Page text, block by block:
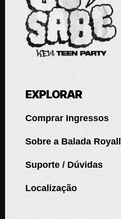
EXPLORAR
Comprar Ingressos
Sobre a Balada
Suporte / Dúvidas
Localização